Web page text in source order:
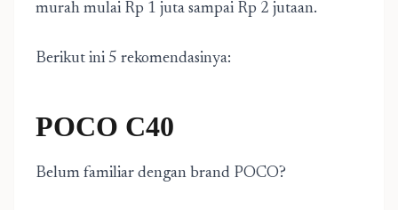
murah mulai Rp 1 juta sampai Rp 2 jutaan.
Berikut ini 5 rekomendasinya:
POCO C40
Belum familiar dengan brand POCO?